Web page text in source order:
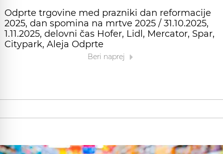
Odprte trgovine med prazniki dan reformacije
2025, dan spomina na mrtve 2025 / 31.10.2025,
1.11.2025, delovni čas Hofer, Lidl, Mercator, Spar,
Citypark, Aleja Odprte
Beri naprej